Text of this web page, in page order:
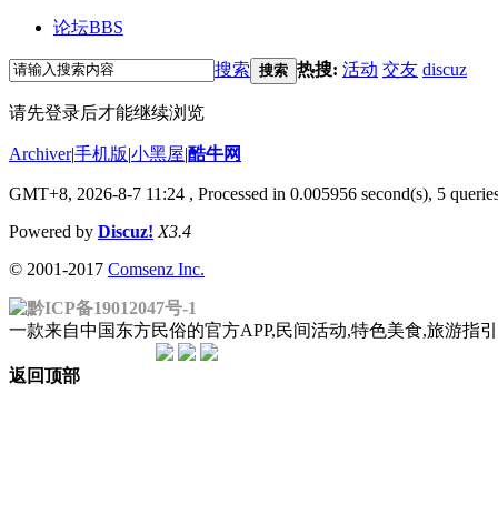
论坛BBS
搜索 搜索 热搜: 活动 交友 discuz
请先登录后才能继续浏览
Archiver|手机版|小黑屋|酷牛网
GMT+8, 2026-8-7 11:24 , Processed in 0.005956 second(s), 5
Powered by Discuz! X3.4
© 2001-2017 Comsenz Inc.
黔ICP备19012047号-1
一款来自中国东方民俗的官方APP,民间活动,特色美食,旅游
返回顶部